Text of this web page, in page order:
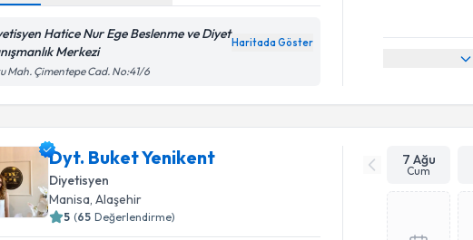
Hatice Nur Ege Beslenme ve Diyet
Merkezi
Haritada Göster
Mah. Çimentepe Cad. No:41/6
Dyt. Buket Yenikent
Diyetisyen
Manisa, Alaşehir
5 (65 Değerlendirme)
7 Ağu
Cum